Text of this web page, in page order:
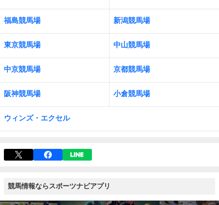
福島競馬場 新潟競馬場
東京競馬場 中山競馬場
中京競馬場 京都競馬場
阪神競馬場 小倉競馬場
ウィンズ・エクセル
競馬情報ならスポーツナビアプリ